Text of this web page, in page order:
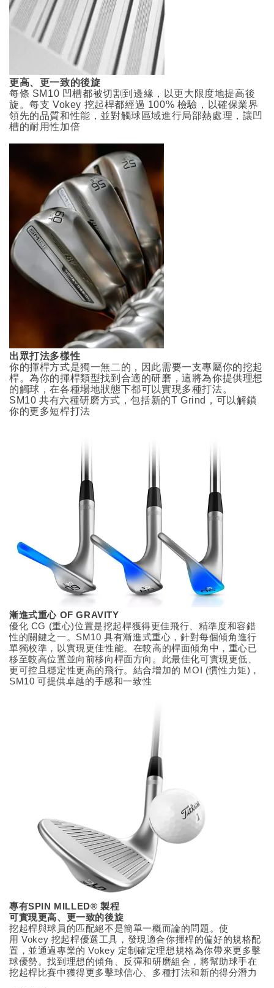
更高、更一致的後旋
每條 SM10 凹槽都被切割到邊緣，以更大限度地提高後
旋。每支 Vokey 挖起桿都經過 100% 檢驗，以確保業界
領先的品質和性能，並對觸球區域進行局部熱處理，讓凹
槽的耐用性加倍
出眾打法多樣性
你的揮桿方式是獨一無二的，因此需要一支專屬你的挖起
桿。為你的揮桿類型找到合適的研磨，這將為你提供理想
的觸球，在各種場地狀態下都可以實現多種打法。
SM10 共有六種研磨方式，包括新的T Grind，可以解鎖
你的更多短桿打法
漸進式重心 OF GRAVITY
優化 CG (重心)位置是挖起桿獲得更佳飛行、精準度和容錯
性的關鍵之一。SM10 具有漸進式重心，針對每個傾角進行
單獨校準，以實現更佳性能。在較高的桿面傾角中，重心已
移至較高位置並向前移向桿面方向。此最佳化可實現更低、
更可控且穩定性更高的飛行。結合增加的 MOI (慣性力矩)，
SM10 可提供卓越的手感和一致性
專有SPIN MILLED® 製程
可實現更高、更一致的後旋
挖起桿與球員的匹配絕不是簡單一概而論的問題。使
用 Vokey 挖起桿優選工具，發現適合你揮桿的偏好的規格配
置，並通過專業的 Vokey 定制確定理想規格為你帶來更多擊
球優勢。找到理想的傾角、反彈和研磨組合，將幫助球手在
挖起桿比賽中獲得更多擊球信心、多種打法和新的得分潛力